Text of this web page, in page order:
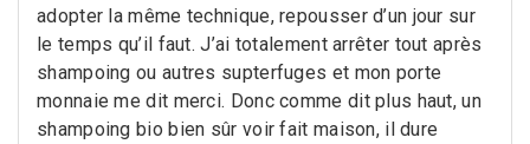
adopter la même technique, repousser d’un jour sur
le temps qu’il faut. J’ai totalement arrêter tout après
shampoing ou autres supterfuges et mon porte
monnaie me dit merci. Donc comme dit plus haut, un
shampoing bio bien sûr voir fait maison, il dure